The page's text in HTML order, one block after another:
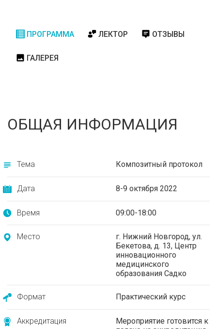
ПРОГРАММА ЛЕКТОР ОТЗЫВЫ
ГАЛЕРЕЯ
ОБЩАЯ ИНФОРМАЦИЯ
Тема Композитный протокол
Дата 8-9 октября 2022
Время 09:00-18:00
Место
г. Нижний Новгород, ул.
Бекетова, д. 13, Центр
инновационного
медицинского
образования Садко
Формат Практический курс
Аккредитация
Мероприятие готовится к